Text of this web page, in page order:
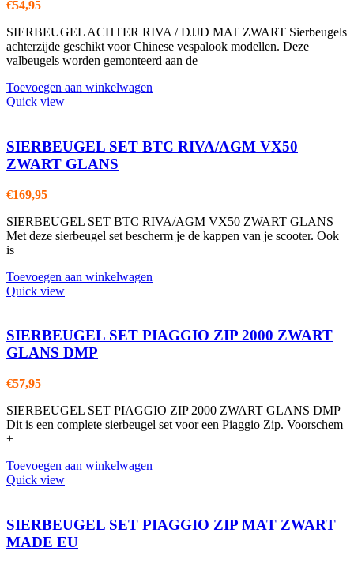
€54,95
SIERBEUGEL ACHTER RIVA / DJJD MAT ZWART Sierbeugels
achterzijde geschikt voor Chinese vespalook modellen. Deze
valbeugels worden gemonteerd aan de
Toevoegen aan winkelwagen
Quick view
SIERBEUGEL SET BTC RIVA/AGM VX50
ZWART GLANS
€169,95
SIERBEUGEL SET BTC RIVA/AGM VX50 ZWART GLANS
Met deze sierbeugel set bescherm je de kappen van je scooter. Ook
is
Toevoegen aan winkelwagen
Quick view
SIERBEUGEL SET PIAGGIO ZIP 2000 ZWART
GLANS DMP
€57,95
SIERBEUGEL SET PIAGGIO ZIP 2000 ZWART GLANS DMP
Dit is een complete sierbeugel set voor een Piaggio Zip. Voorschem
+
Toevoegen aan winkelwagen
Quick view
SIERBEUGEL SET PIAGGIO ZIP MAT ZWART
MADE EU